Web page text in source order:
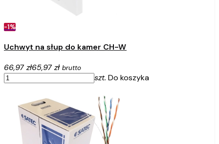
-1%
Uchwyt na słup do kamer CH-W
66,97 zł65,97 zł brutto
szt. Do koszyka